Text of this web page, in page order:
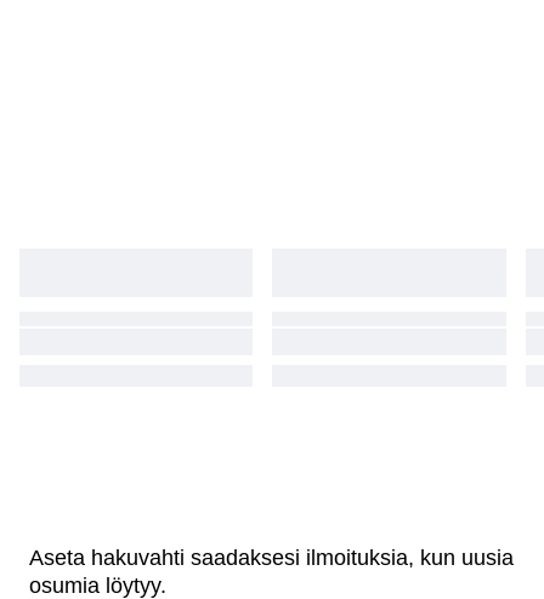
Aseta hakuvahti saadaksesi ilmoituksia, kun uusia
osumia löytyy.